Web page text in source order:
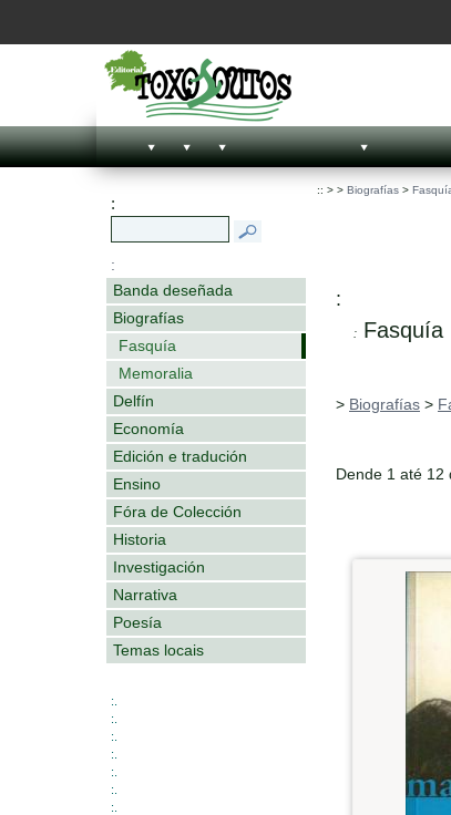
:
:
Banda deseñada
Biografías
Fasquía
Memoralia
Delfín
Economía
Edición e tradución
Ensino
Fóra de Colección
Historia
Investigación
Narrativa
Poesía
Temas locais
:.
:.
:.
:.
:.
:.
:.
:: > > Biografías >
:
: Fasquía
> Biografías >
Dende 1 até 12